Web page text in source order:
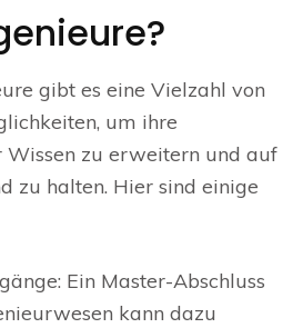
gibt es eine Vielzahl von
um ihre
Wissen zu erweitern und auf
zu halten. Hier sind einige
Ein Master-Abschluss
kann dazu